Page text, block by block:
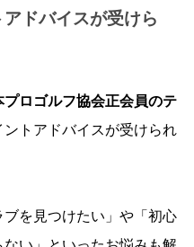
ドバイスが受けら
プロゴルフ協会正会員のテ
ントアドバイスが受けられ
ブを見つけたい」や「初心